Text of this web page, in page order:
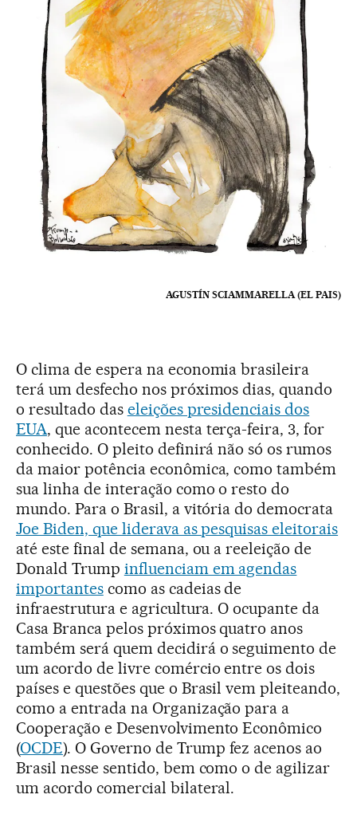
AGUSTÍN SCIAMMARELLA (EL PAIS)
O clima de espera na economia brasileira
terá um desfecho nos próximos dias, quando
o resultado das eleições presidenciais dos
EUA, que acontecem nesta terça-feira, 3, for
conhecido. O pleito definirá não só os rumos
da maior potência econômica, como também
sua linha de interação como o resto do
mundo. Para o Brasil, a vitória do democrata
Joe Biden, que liderava as pesquisas eleitorais
até este final de semana, ou a reeleição de
Donald Trump influenciam em agendas
importantescomo as cadeias de
infraestrutura e agricultura. O ocupante da
Casa Branca pelos próximos quatro anos
também será quem decidirá o seguimento de
um acordo de livre comércio entre os dois
países e questões que o Brasil vem pleiteando,
como a entrada na Organização para a
Cooperação e Desenvolvimento Econômico
(OCDE). O Governo de Trump fez acenos ao
Brasil nesse sentido, bem como o de agilizar
um acordo comercial bilateral.